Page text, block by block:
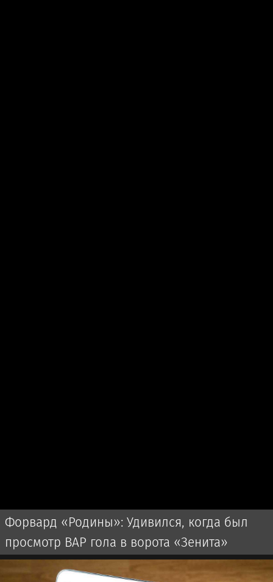
Форвард «Родины»: Удивился, когда был
просмотр ВАР гола в ворота «Зенита»